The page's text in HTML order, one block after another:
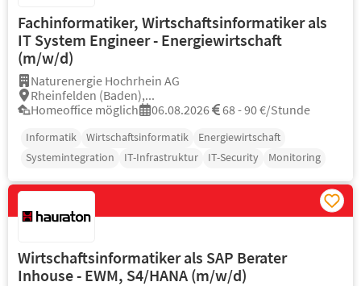
Fachinformatiker, Wirtschaftsinformatiker als
IT System Engineer - Energiewirtschaft
(m/w/d)
Naturenergie Hochrhein AG
Rheinfelden (Baden),...
Homeoffice möglich
06.08.2026 68 - 90 €/Stunde
Informatik Wirtschaftsinformatik
Energiewirtschaft
Systemintegration
IT-Infrastruktur IT-Security Monitoring
Wirtschaftsinformatiker als SAP Berater
Inhouse - EWM, S4/HANA (m/w/d)